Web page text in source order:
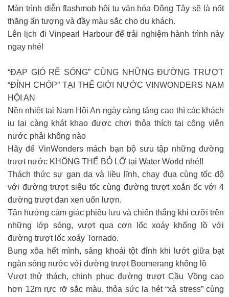
Màn trình diễn flashmob hội tụ văn hóa Đông Tây sẽ là nốt
thăng ấn tượng và đầy màu sắc cho du khách.
Lên lịch đi Vinpearl Harbour để trải nghiệm hành trình này
ngay nhé!
“ĐẠP GIÓ RẼ SÓNG” CÙNG NHỮNG ĐƯỜNG TRƯỢT
“ĐỈNH CHÓP” TẠI THẾ GIỚI NƯỚC VINWONDERS NAM
HỘI AN
Nền nhiệt tại Nam Hội An ngày càng tăng cao thì các khách
iu lại càng khát khao được chơi thỏa thích tại công viên
nước phải không nào
Hãy để VinWonders mách bạn bộ sưu tập những đường
trượt nước KHÔNG THỂ BỎ LỠ tại Water World nhé!!
Thách thức sự gan dạ và liều lĩnh, chạy đua cùng tốc độ
với đường trượt siêu tốc cùng đường trượt xoắn ốc với 4
đường trượt đan xen uốn lượn.
Tận hưởng cảm giác phiêu lưu và chiến thắng khi cưỡi trên
những lớp sóng, vượt qua cơn lốc xoáy khổng lồ với
đường trượt lốc xoáy Tornado.
Bung xõa hết mình, sảng khoái tột đỉnh khi lướt giữa bạt
ngàn sóng nước với đường trượt Boomerang khổng lồ
Vượt thử thách, chinh phục đường trượt Cầu Vồng cao
hơn 12m rực rỡ sắc màu, thỏa sức la hét “xả stress” cùng